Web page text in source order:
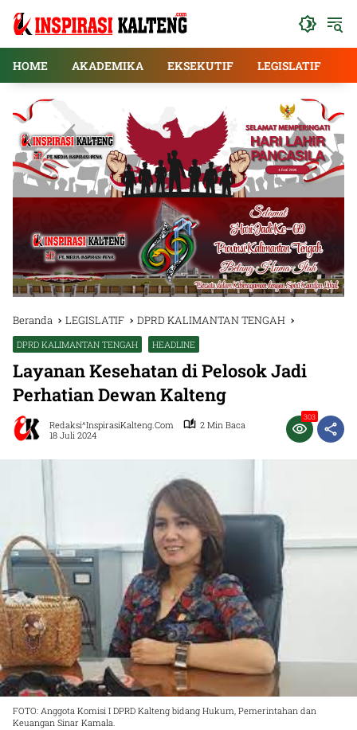
HOME
AKADEMIKA EKSEKUTIF LEGISLATIF
Beranda LEGISLATIF DPRD KALIMANTAN TENGAH
DPRD KALIMANTAN TENGAH HEADLINE
Layanan Kesehatan di Pelosok Jadi
Perhatian Dewan Kalteng
Redaksi^InspirasiKalteng.com
2 Min Baca
18 Juli 2024
303
FOTO: Anggota Komisi I DPRD Kalteng bidang Hukum, Pemerintahan dan
Keuangan Sinar Kamala.